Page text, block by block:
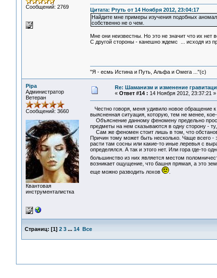
Сообщений: 2769
Цитата: Ртуть от 14 Ноября 2012, 23:04:17
Найдите мне примеры изучения подобных
собственно не о чем.
Мне они неизвестны. Но это не значит что их нет
С другой стороны - канешно ждемс ... исходя из
"Я - есмь Истина и Путь, Альфа и Омега ..."(с)
Pipa
Администратор
Ветеран
Сообщений: 3660
Квантовая
инструменталистка
Re: Шаманизм и изменение
« Ответ #14 : 14 Ноября 2012, 23:37:21 »
Честно говоря, меня удивило новое
выясненная ситуация, которую, тем не менее,
Объяснение данному феномену предельно
предметы на нем сказываются в одну сторону -
Сам же феномен стоит лишь в том, что
Причин тому может быть несколько. Чаще всего -
расти там сосны или какие-то иные леревья с
определялся. А так и этого нет. Или гора где-то
большинство из них является местом
возникает ощущение, что башня прямая, а это
еще можно разводить лохов
.
Страниц: [1] 2 3 ... 14 Все